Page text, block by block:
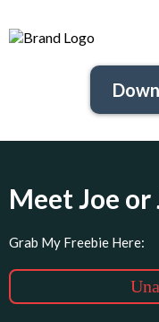
Meet Joe
Grab My Freebie Here: